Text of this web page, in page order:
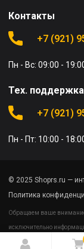
Контакты
+7 (921)
Пн - Вс: 09:00 -
Тех. поддержка
+7 (921)
Пн - Пт: 10:00 -
© 2025 Shoprs.ru —
Политика
Обращаем ваше внимание
исключительно
публичной офертой